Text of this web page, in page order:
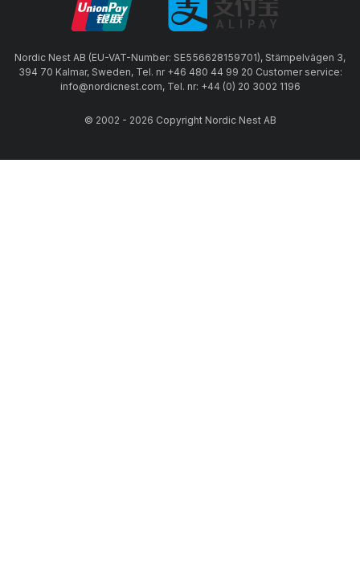
Nordic Nest AB (EU-VAT-Number: SE556628159701), Stämpelvägen 3,
394 70 Kalmar, Sweden, Tel. nr +46 480 44 99 20 Customer service:
info@nordicnest.com, Tel. nr: +44 (0) 20 3002 1196
© 2002 - 2026 Copyright Nordic Nest AB